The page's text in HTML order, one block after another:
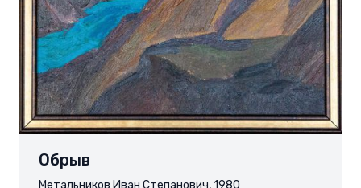
Обрыв
Метальников Иван Степанович, 1980